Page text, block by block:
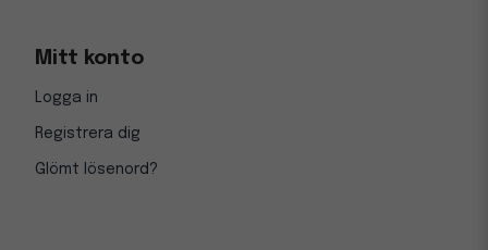
Mitt konto
Logga in
Registrera dig
Glömt lösenord?